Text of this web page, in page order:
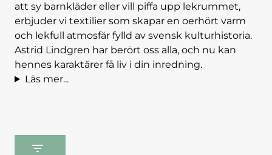
att sy barnkläder eller vill piffa upp lekrummet,
erbjuder vi textilier som skapar en oerhört varm
och lekfull atmosfär fylld av svensk kulturhistoria.
Astrid Lindgren har berört oss alla, och nu kan
hennes karaktärer få liv i din inredning.
Läs mer...